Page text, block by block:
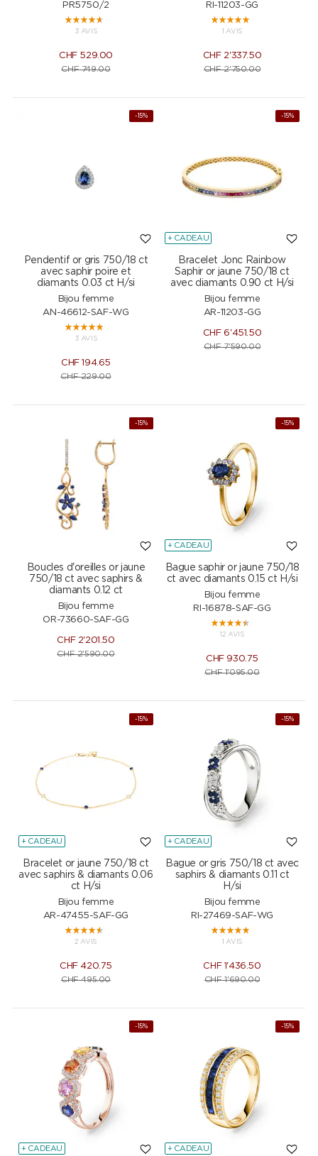
PR5750/2
3 AVIS
CHF529.00
CHF749.00
RI-11203-GG
1 AVIS
CHF2'337.50
CHF2'750.00
-15%
Pendentif or gris 750/18 ct
avec saphir poire et
diamants 0.03 ct H/si
Bijou femme
AN-46612-SAF-WG
3 AVIS
CHF 194.65
CHF229.00
-15%
+ CADEAU
Bracelet Jonc Rainbow
Saphir or jaune 750/18 ct
avec diamants 0.90 ct H/si
Bijou femme
AR-11203-GG
CHF 6'451.50
CHF7'590.00
NEW
-15%
Boucles d'oreilles or jaune
750/18 ct avec saphirs &
diamants 0.12 ct
Bijou femme
OR-73660-SAF-GG
CHF 2'201.50
CHF2'590.00
-15%
+ CADEAU
Bague saphir or jaune 750/18
ct avec diamants 0.15 ct H/si
Bijou femme
RI-16878-SAF-GG
12 AVIS
CHF 930.75
CHF1'095.00
-15%
+ CADEAU
Bracelet or jaune 750/18 ct
avec saphirs & diamants 0.06
ct H/si
Bijou femme
AR-47455-SAF-GG
2 AVIS
CHF 420.75
CHF495.00
-15%
+ CADEAU
Bague or gris 750/18 ct avec
saphirs & diamants 0.11 ct
H/si
Bijou femme
RI-27469-SAF-WG
1 AVIS
CHF 1'436.50
CHF1'690.00
-15%
+ CADEAU
-15%
+ CADEAU